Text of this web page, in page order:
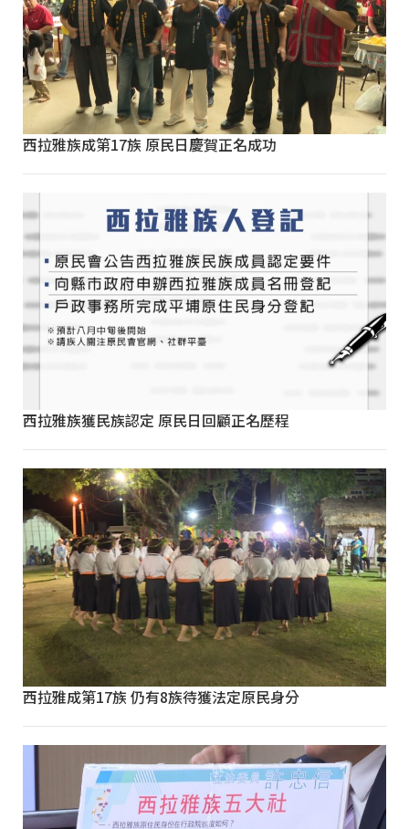
西拉雅族成第17族 原民日慶賀正名成功
西拉雅族獲民族認定 原民日回顧正名歷程
西拉雅成第17族 仍有8族待獲法定原民身分